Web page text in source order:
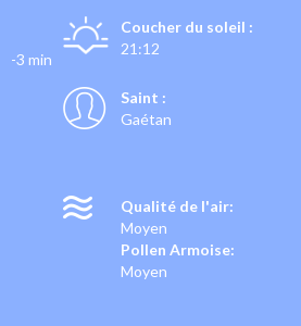
-3 min
Coucher du soleil :
21:12
Saint :
Gaétan
Qualité de l'air:
Moyen
Pollen Armoise:
Moyen